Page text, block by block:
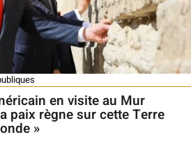
en visite au Mur
paix règne sur cette Terre
»